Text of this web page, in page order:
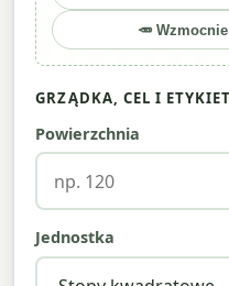
🥕
GRZĄDKA, CEL I
Powierzchnia
Jednostka